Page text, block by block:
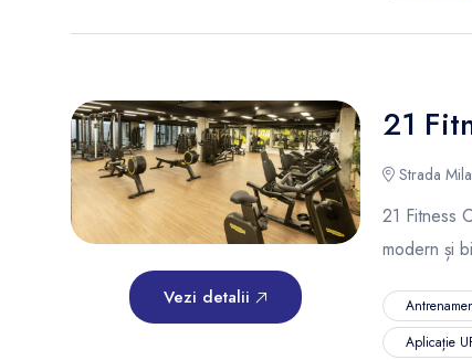
Vezi detalii
21
Strada
21 Fitness
modern și
Aplicație